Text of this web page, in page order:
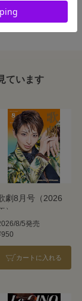
ています
劇8月号（2026
）
8/5発売
カートに入れる